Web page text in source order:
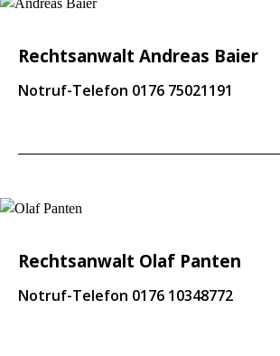
Rechtsanwalt Andreas Baier
Notruf-Telefon 0176 75021191
Rechtsanwalt Olaf Panten
Notruf-Telefon 0176 10348772